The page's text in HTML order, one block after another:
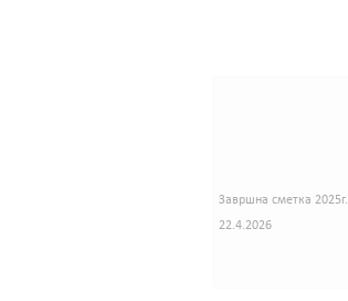
Завршна сметка 2025г.
22.4.2026